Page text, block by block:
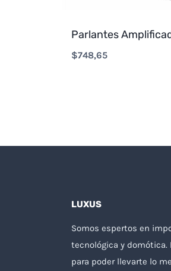
Parlantes
$748,65
LUXUS
Somos espertos en
tecnológica y domótica.
para poder llevarte lo